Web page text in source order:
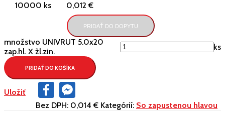
10000 ks
0,012 €
PRIDAŤ DO DOPYTU
množstvo UNIVRUT 5.0x20
zap.hl. X žl.zin.
ks
PRIDAŤ DO KOŠÍKA
Uložiť
Facebook
Bez DPH: 0,014 € Kategórií: So zapustenou hlavou